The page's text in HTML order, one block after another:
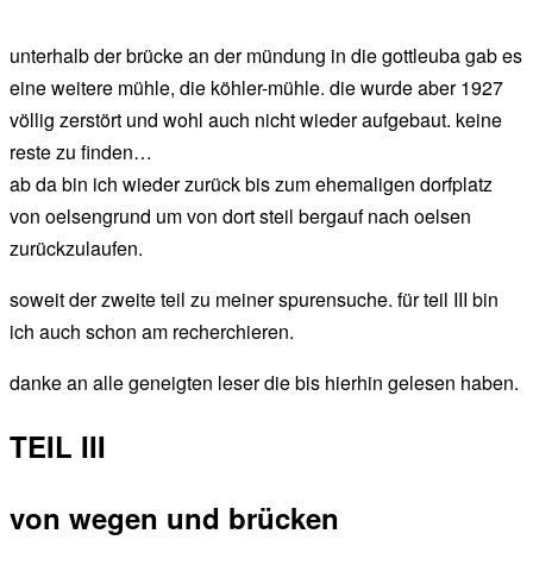
unterhalb der brücke an der mündung in die gottleuba gab es
eine weitere mühle, die köhler-mühle. die wurde aber 1927
völlig zerstört und wohl auch nicht wieder aufgebaut. keine
reste zu finden…
ab da bin ich wieder zurück bis zum ehemaligen dorfplatz
von oelsengrund um von dort steil bergauf nach oelsen
zurückzulaufen.
soweit der zweite teil zu meiner spurensuche. für teil III bin
ich auch schon am recherchieren.
danke an alle geneigten leser die bis hierhin gelesen haben.
TEIL III
von wegen und brücken